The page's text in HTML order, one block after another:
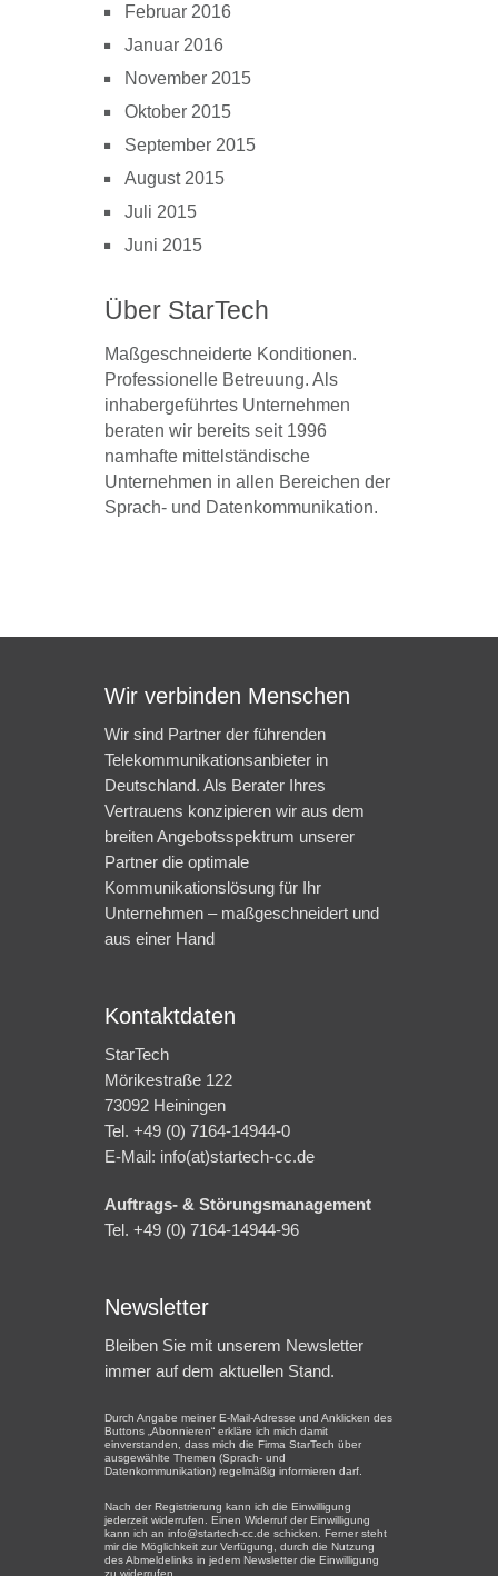
Februar 2016
Januar 2016
November 2015
Oktober 2015
September 2015
August 2015
Juli 2015
Juni 2015
Über StarTech
Maßgeschneiderte Konditionen.
Professionelle Betreuung. Als
inhabergeführtes Unternehmen
beraten wir bereits seit 1996
namhafte mittelständische
Unternehmen in allen Bereichen der
Sprach- und Datenkommunikation.
Wir verbinden Menschen
Wir sind Partner der führenden
Telekommunikationsanbieter in
Deutschland. Als Berater Ihres
Vertrauens konzipieren wir aus dem
breiten Angebotsspektrum unserer
Partner die optimale
Kommunikationslösung für Ihr
Unternehmen – maßgeschneidert und
aus einer Hand
Kontaktdaten
StarTech
Mörikestraße 122
73092 Heiningen
Tel. +49 (0) 7164-14944-0
E-Mail: info(at)startech-cc.de
Auftrags- & Störungsmanagement
Tel. +49 (0) 7164-14944-96
Newsletter
Bleiben Sie mit unserem Newsletter
immer auf dem aktuellen Stand.
Durch Angabe meiner E-Mail-Adresse und Anklicken des
Buttons „Abonnieren“ erkläre ich mich damit
einverstanden, dass mich die Firma StarTech über
ausgewählte Themen (Sprach- und
Datenkommunikation) regelmäßig informieren darf.
Nach der Registrierung kann ich die Einwilligung
jederzeit widerrufen. Einen Widerruf der Einwilligung
kann ich an info@startech-cc.de schicken. Ferner steht
mir die Möglichkeit zur Verfügung, durch die Nutzung
des Abmeldelinks in jedem Newsletter die Einwilligung
zu widerrufen.